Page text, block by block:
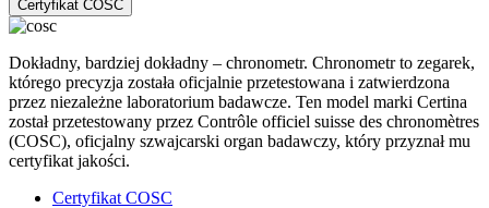
Certyfikat COSC
Dokładny, bardziej dokładny – chronometr. Chronometr to zegarek,
którego precyzja została oficjalnie przetestowana i zatwierdzona
przez niezależne laboratorium badawcze. Ten model marki Certina
został przetestowany przez Contrôle officiel suisse des chronomètres
(COSC), oficjalny szwajcarski organ badawczy, który przyznał mu
certyfikat jakości.
Certyfikat COSC